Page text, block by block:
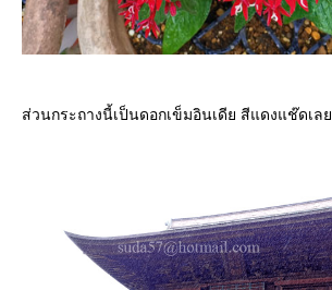
ส่วนกระถางนี้เป็นดอกเข็มอินเดีย สีแดงแช๊ดเล